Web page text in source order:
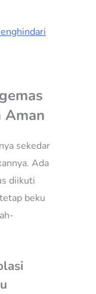
Aman
sekedar
Ada
diikuti
beku